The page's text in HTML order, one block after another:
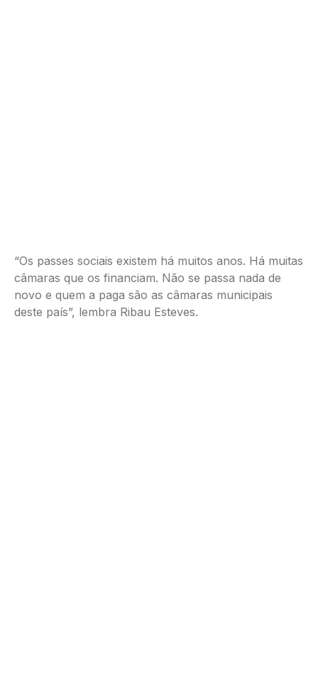
“Os passes sociais existem há muitos anos. Há muitas
câmaras que os financiam. Não se passa nada de
novo e quem a paga são as câmaras municipais
deste país”, lembra Ribau Esteves.